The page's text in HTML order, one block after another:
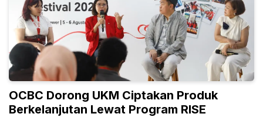
OCBC Dorong UKM Ciptakan Produk
Berkelanjutan Lewat Program RISE